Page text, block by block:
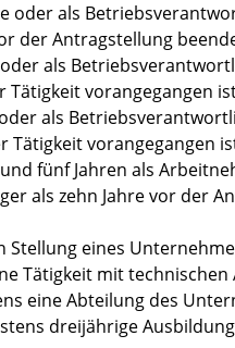
oder als
der Antragstellung
als
Tätigkeit vorangegangen
als
Tätigkeit vorangegangen
fünf Jahren als
als zehn Jahre vor der
Stellung eines
Tätigkeit mit
eine Abteilung des
dreijährige